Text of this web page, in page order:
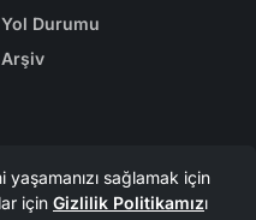
Yol Durumu
Arşiv
Dünya